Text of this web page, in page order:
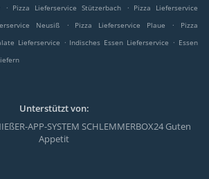
. Pizza Lieferservice Stützerbach . Pizza Lieferservice
Neusiß . Pizza Lieferservice Plaue .
Pizza
Lieferservice . Indisches Essen Lieferservice . Essen
Unterstützt von:
APP-SYSTEM SCHLEMMERBOX24 Guten
Appetit